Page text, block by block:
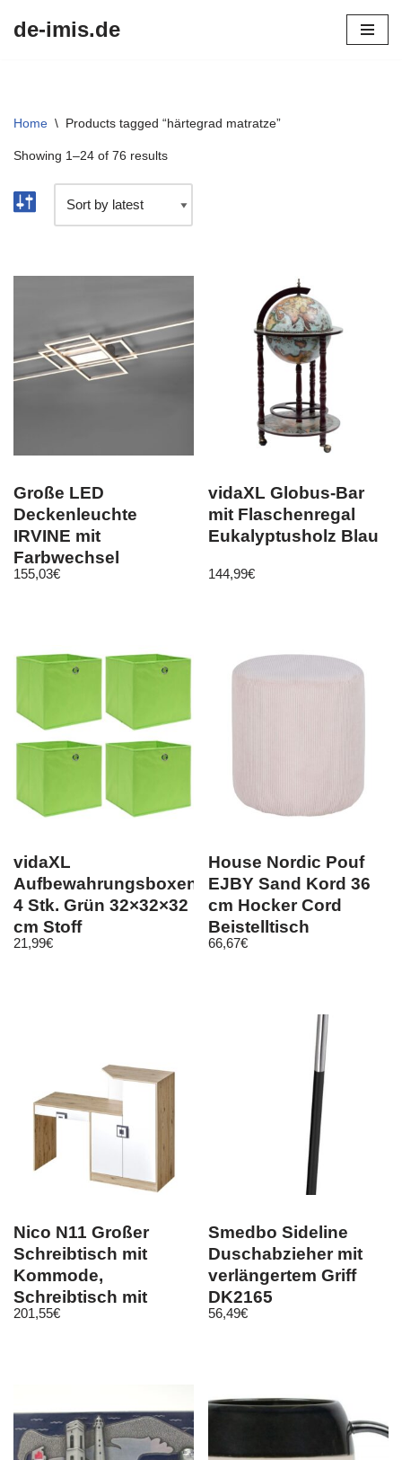
de-imis.de
Home \ Products tagged “härtegrad matratze”
Showing 1–24 of 76 results
Große LED
Deckenleuchte
IRVINE mit
Farbwechsel
105x42cm in Silber
155,03€
vidaXL Globus-Bar
mit Flaschenregal
Eukalyptusholz Blau
144,99€
vidaXL
Aufbewahrungsboxen
4 Stk. Grün 32×32×32
cm Stoff
21,99€
House Nordic Pouf
EJBY Sand Kord 36
cm Hocker Cord
Beistelltisch
Sitzhocker
66,67€
Nico N11 Großer
Schreibtisch mit
Kommode,
Schreibtisch mit
Auszug,
201,55€
Smedbo Sideline
Duschabzieher mit
verlängertem Griff
DK2165
56,49€